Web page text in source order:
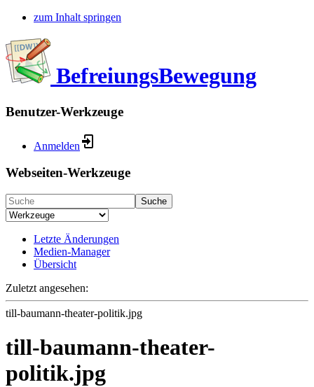
zum Inhalt springen
BefreiungsBewegung
Benutzer-Werkzeuge
Anmelden
Webseiten-Werkzeuge
Suche
Letzte Änderungen
Medien-Manager
Übersicht
Zuletzt angesehen:
till-baumann-theater-politik.jpg
till-baumann-theater-
politik.jpg